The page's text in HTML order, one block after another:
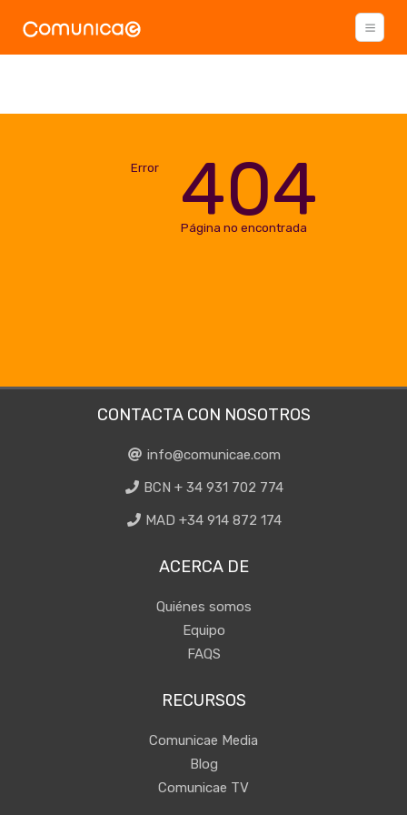
Error 404
Página no encontrada
CONTACTA CON NOSOTROS
info@comunicae.com
BCN + 34 931 702 774
MAD +34 914 872 174
ACERCA DE
Quiénes somos
Equipo
FAQS
RECURSOS
Comunicae Media
Blog
Comunicae TV